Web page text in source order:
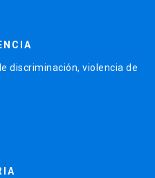
discriminación, violencia de